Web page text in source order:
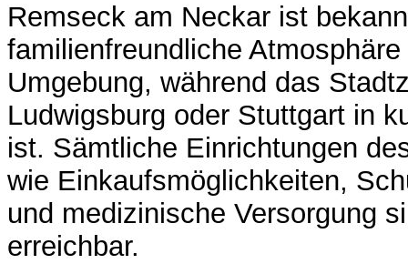
Remseck am Neckar ist
familienfreundliche
Umgebung, während das
Ludwigsburg oder Stuttgart in
ist. Sämtliche Einrichtungen
wie Einkaufsmöglichkeiten,
und medizinische Versorgung
erreichbar.